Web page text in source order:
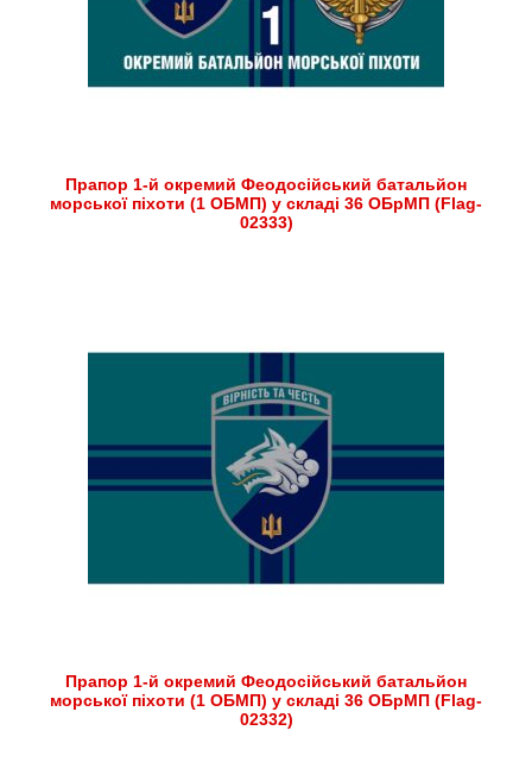
Прапор 1-й окремий Феодосійський батальйон
морської піхоти (1 ОБМП) у складі 36 ОБрМП (Flag-
02333)
Прапор 1-й окремий Феодосійський батальйон
морської піхоти (1 ОБМП) у складі 36 ОБрМП (Flag-
02332)